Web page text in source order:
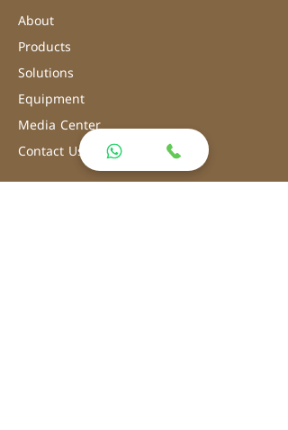
About
Products
Solutions
Equipment
Media Center
Contact Us